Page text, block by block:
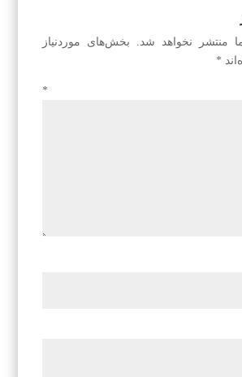
منتشر نخواهد شد.
بخش‌های موردنیاز
*
*